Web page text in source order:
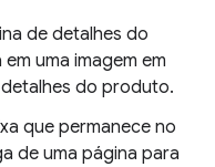
de detalhes do
uma imagem em
do produto.
que permanece no
de uma página para